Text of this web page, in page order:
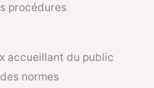
procédures
accueillant du public
normes